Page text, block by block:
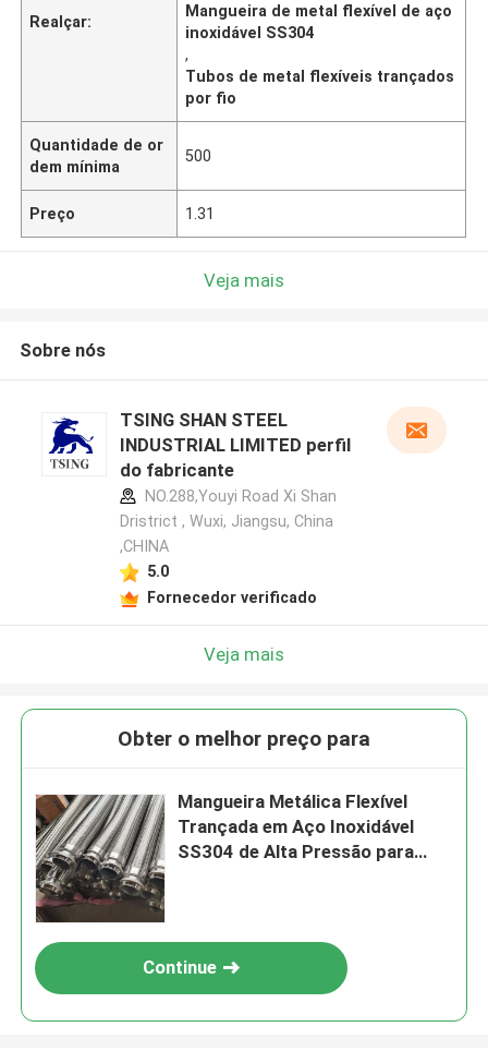
Realçar:
Mangueira de metal flexível de aço
inoxidável SS304
,
Tubos de metal flexíveis trançados
por fio
Quantidade de or
dem mínima
500
Preço 1.31
Veja mais
Sobre nós
TSING SHAN STEEL
INDUSTRIAL LIMITED perfil
do fabricante
NO.288,Youyi Road Xi Shan
Dristrict , Wuxi, Jiangsu, China
,CHINA
5.0
Fornecedor verificado
Veja mais
Obter o melhor preço para
Mangueira Metálica Flexível
Trançada em Aço Inoxidável
SS304 de Alta Pressão para
Continue